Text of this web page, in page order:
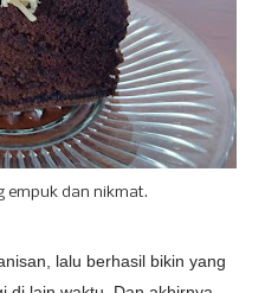
empuk dan nikmat.
lalu berhasil bikin yang